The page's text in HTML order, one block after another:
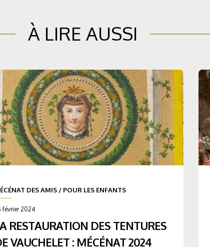
À LIRE AUSSI
DES AMIS/ POUR LES ENFANTS
février 2024
RESTAURATION DES TENTURES
VAUCHELET : MÉCÉNAT 2024